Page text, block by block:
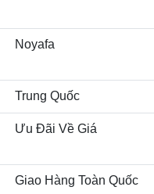
Noyafa
Trung Quốc
Ưu Đãi Về Giá
Giao Hàng Toàn Quốc